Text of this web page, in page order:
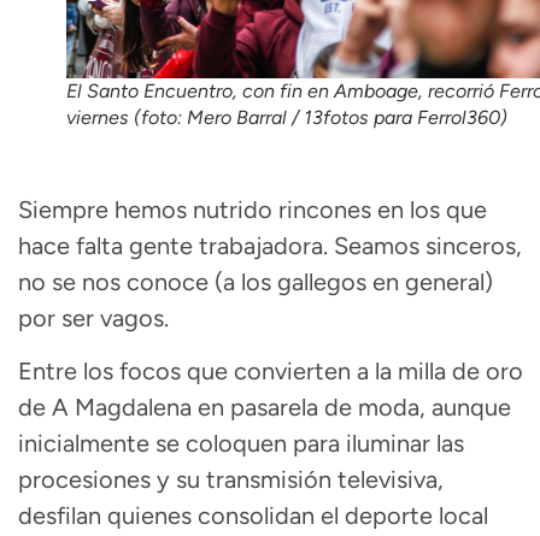
El Santo Encuentro, con fin en Amboage, recorrió
viernes (foto: Mero Barral / 13fotos para Ferrol360)
Siempre hemos nutrido rincones en los que
hace falta gente trabajadora. Seamos sinceros,
no se nos conoce (a los gallegos en general)
por ser vagos.
Entre los focos que convierten a la milla de oro
de A Magdalena en pasarela de moda, aunque
inicialmente se coloquen para iluminar las
procesiones y su transmisión televisiva,
desfilan quienes consolidan el deporte local